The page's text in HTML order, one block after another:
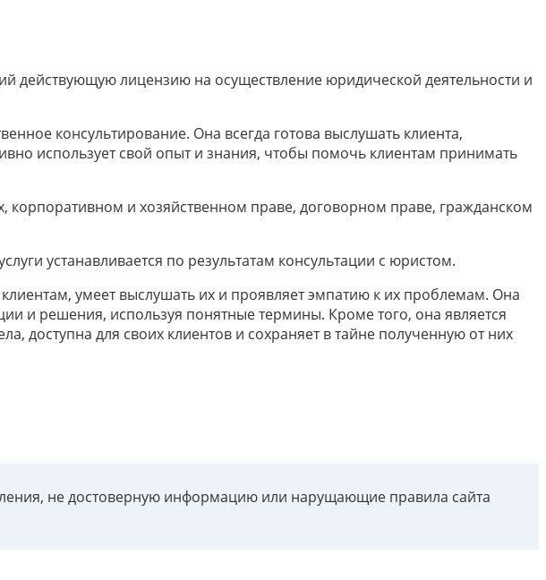
действующую лицензию на осуществление юридической деятельности и
консультирование. Она всегда готова выслушать клиента,
использует свой опыт и знания, чтобы помочь клиентам принимать
корпоративном и хозяйственном праве, договорном праве, гражданском
устанавливается по результатам консультации с юристом.
умеет выслушать их и проявляет эмпатию к их проблемам. Она
и решения, используя понятные термины. Кроме того, она является
для своих клиентов и сохраняет в тайне полученную от них
не достоверную информацию или нарущающие правила сайта